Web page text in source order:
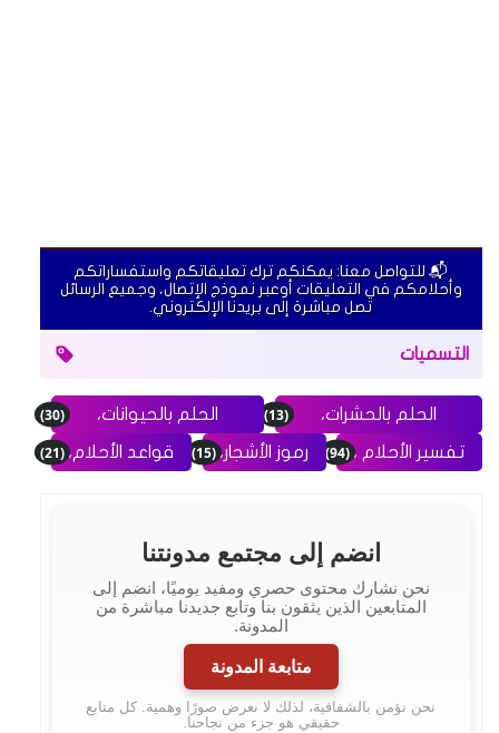
📬 للتواصل معنا: يمكنكم ترك تعليقاتكم واستفساراتكم
وأحلامكم في التعليقات أوعبر نموذج الإتصال، وجميع الرسائل
تصل مباشرة إلى بريدنا الإلكتروني.
التسميات
الحلم بالحشرات، (13) الحلم بالحيوانات، (30)
تفسير الأحلام ، (94) رموز الأشجار، (15) قواعد الأحلام، (21)
انضم إلى مجتمع مدونتنا
نحن نشارك محتوى حصري ومفيد يوميًا، انضم إلى
المتابعين الذين يثقون بنا وتابع جديدنا مباشرة من
المدونة.
متابعة المدونة
نحن نؤمن بالشفافية، لذلك لا نعرض صورًا وهمية. كل متابع
حقيقي هو جزء من نجاحنا.